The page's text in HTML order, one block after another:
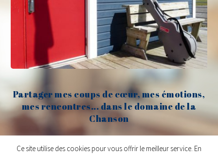
Partager mes coups de cœur, mes émotions,
mes rencontres... dans le domaine de la
Chanson
Claude Fèvre
Ce site utilise des cookies pour vous offrir le meilleur service. En